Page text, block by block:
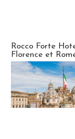
Rocco Forte
Florence et